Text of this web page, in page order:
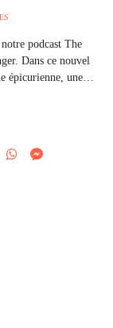
podcast The
Dans ce nouvel
épicurienne, une…